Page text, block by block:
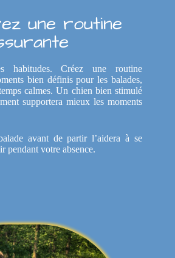
une routine
habitudes. Créez une routine
bien définis pour les balades,
calmes. Un chien bien stimulé
supportera mieux les moments
avant de partir l’aidera à se
pendant votre absence.